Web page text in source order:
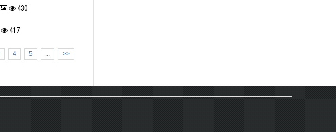
430
417
4 5 ... >>